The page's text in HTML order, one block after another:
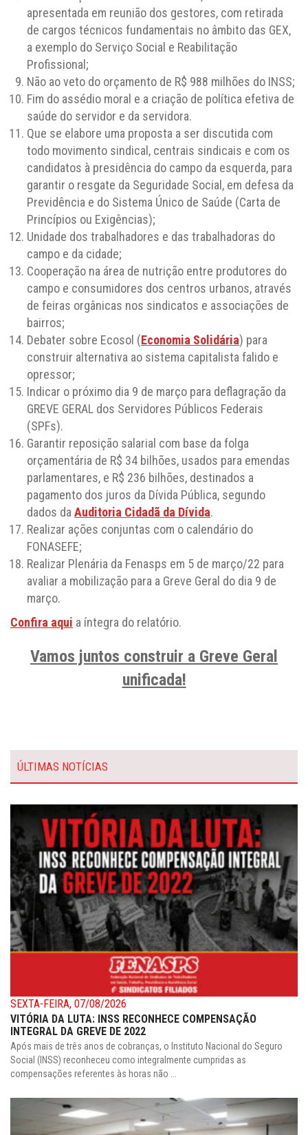
apresentada em reunião dos gestores, com retirada
de cargos técnicos fundamentais no âmbito das GEX,
a exemplo do Serviço Social e Reabilitação
Profissional;
Não ao veto do orçamento de R$ 988 milhões do INSS;
Fim do assédio moral e a criação de política efetiva de
saúde do servidor e da servidora.
Que se elabore uma proposta a ser discutida com
todo movimento sindical, centrais sindicais e com os
candidatos à presidência do campo da esquerda, para
garantir o resgate da Seguridade Social, em defesa da
Previdência e do Sistema Único de Saúde (Carta de
Princípios ou Exigências);
Unidade dos trabalhadores e das trabalhadoras do
campo e da cidade;
Cooperação na área de nutrição entre produtores do
campo e consumidores dos centros urbanos, através
de feiras orgânicas nos sindicatos e associações de
bairros;
Debater sobre Ecosol (Economia Solidária) para
construir alternativa ao sistema capitalista falido e
opressor;
Indicar o próximo dia 9 de março para deflagração da
GREVE GERAL dos Servidores Públicos Federais
(SPFs).
Garantir reposição salarial com base da folga
orçamentária de R$ 34 bilhões, usados para emendas
parlamentares, e R$ 236 bilhões, destinados a
pagamento dos juros da Dívida Pública, segundo
dados da Auditoria Cidadã da Dívida.
Realizar ações conjuntas com o calendário do
FONASEFE;
Realizar Plenária da Fenasps em 5 de março/22 para
avaliar a mobilização para a Greve Geral do dia 9 de
março.
Confira aqui a íntegra do relatório.
Vamos juntos construir a Greve Geral
unificada!
ÚLTIMAS NOTÍCIAS
SEXTA-FEIRA, 07/08/2026
VITÓRIA DA LUTA: INSS RECONHECE COMPENSAÇÃO
INTEGRAL DA GREVE DE 2022
Após mais de três anos de cobranças, o Instituto Nacional do Seguro
Social (INSS) reconheceu como integralmente cumpridas as
compensações referentes às horas não ...